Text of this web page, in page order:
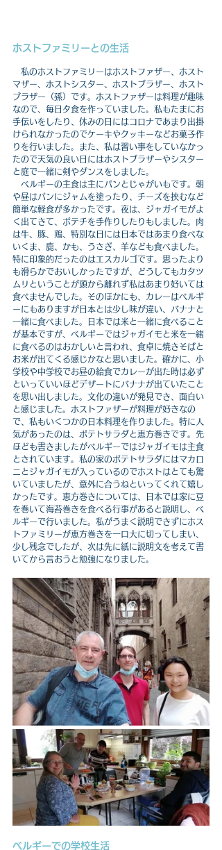
ホストファミリーとの生活
私のホストファミリーはホストファザー、ホスト
マザー、ホストシスター、ホストブラザー、ホスト
ブラザー（孫）です。ホストファザーは料理が趣味
なので、毎日夕食を作っていました。私もたまにお
手伝いをしたり、休みの日にはコロナであまり出掛
けられなかったのでケーキやクッキーなどお菓子作
りを行いました。また、私は習い事をしていなかっ
たので天気の良い日にはホストブラザーやシスター
と庭で一緒に剣やダンスをしました。
ベルギーの主食は主にパンとじゃがいもです。朝
や昼はパンにジャムを塗ったり、チーズを挟むなど
簡単な軽食が多かったです。夜は、ジャガイモがよ
く出てきて、ポテチを手作りしたりもしました。肉
は牛、豚、鶏、特別な日には日本ではあまり食べな
いくま、鹿、かも、うさぎ、羊なども食べました。
特に印象的だったのはエスカルゴです。思ったより
も滑らかでおいしかったですが、どうしてもカタツ
ムリということが頭から離れず私はあまり好いては
食べませんでした。そのほかにも、カレーはベルギ
ーにもありますが日本とは少し味が違い、バナナと
一緒に食べました。日本では米と一緒に食べること
が基本ですが、ベルギーではジャガイモと米を一緒
に食べるのはおかしいと言われ、食卓に焼きそばと
お米が出てくる感じかなと思いました。確かに、小
学校や中学校でお昼の給食でカレーが出た時は必ず
といっていいほどデザートにバナナが出ていたこと
を思い出しました。文化の違いが発見でき、面白い
と感じました。ホストファザーが料理が好きなの
で、私もいくつかの日本料理を作りました。特に人
気があったのは、ポテトサラダと恵方巻きです。先
ほども書きましたがベルギーではジャガイモは主食
とされています。私の家のポテトサラダにはマカロ
ニとジャガイモが入っているのでホストはとても驚
いていましたが、意外に合うねといってくれて嬉し
かったです。恵方巻きについては、日本では家に豆
を巻いて海苔巻きを食べる行事があると説明し、ベ
ルギーで行いました。私がうまく説明できずにホス
トファミリーが恵方巻きを一口大に切ってしまい、
少し残念でしたが、次は先に紙に説明文を考えて書
いてから言おうと勉強になりました。
ベルギーでの学校生活